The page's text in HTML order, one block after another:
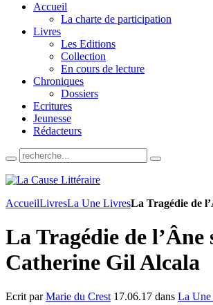
Accueil
La charte de participation
Livres
Les Editions
Collection
En cours de lecture
Chroniques
Dossiers
Ecritures
Jeunesse
Rédacteurs
AccueilLivresLa Une LivresLa Tragédie de
La Tragédie de l’Âne
Catherine Gil Alcala
Ecrit parMarie du Crest 17.06.17 dans La